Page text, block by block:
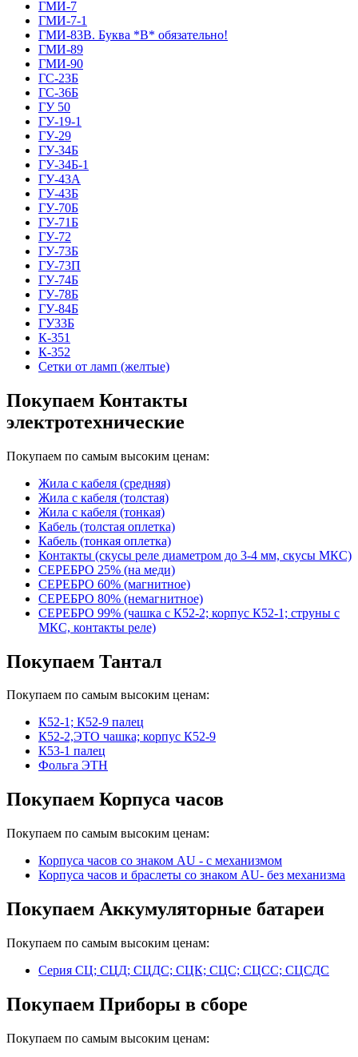
ГМИ-7
ГМИ-7-1
ГМИ-83В. Буква *В* обязательно!
ГМИ-89
ГМИ-90
ГС-23Б
ГС-36Б
ГУ 50
ГУ-19-1
ГУ-29
ГУ-34Б
ГУ-34Б-1
ГУ-43А
ГУ-43Б
ГУ-70Б
ГУ-71Б
ГУ-72
ГУ-73Б
ГУ-73П
ГУ-74Б
ГУ-78Б
ГУ-84Б
ГУ33Б
К-351
К-352
Сетки от ламп (желтые)
Покупаем Контакты
электротехнические
Покупаем по самым высоким ценам:
Жила с кабеля (средняя)
Жила с кабеля (толстая)
Жила с кабеля (тонкая)
Кабель (толстая оплетка)
Кабель (тонкая оплетка)
Контакты (скусы реле диаметром до 3-4 мм, скусы МКС)
СЕРЕБРО 25% (на меди)
СЕРЕБРО 60% (магнитное)
СЕРЕБРО 80% (немагнитное)
СЕРЕБРО 99% (чашка с К52-2; корпус К52-1; струны с
МКС, контакты реле)
Покупаем Тантал
Покупаем по самым высоким ценам:
К52-1; К52-9 палец
К52-2,ЭТО чашка; корпус К52-9
К53-1 палец
Фольга ЭТН
Покупаем Корпуса часов
Покупаем по самым высоким ценам:
Корпуса часов cо знаком AU - с механизмом
Корпуса часов и браслеты со знаком AU- без механизма
Покупаем Аккумуляторные батареи
Покупаем по самым высоким ценам:
Серия СЦ; СЦД; СЦДС; СЦК; СЦС; СЦСС; СЦСДС
Покупаем Приборы в сборе
Покупаем по самым высоким ценам: